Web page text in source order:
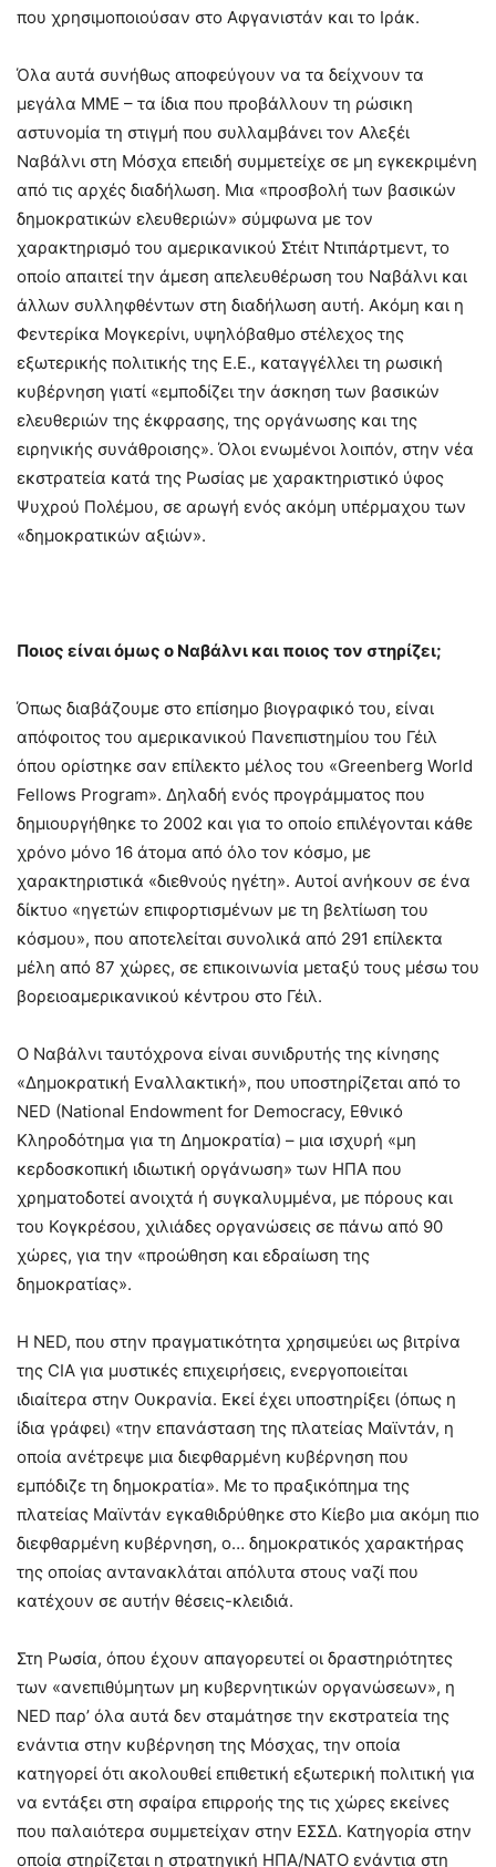
που χρησιμοποιούσαν στο Αφγανιστάν και το Ιράκ.
Όλα αυτά συνήθως αποφεύγουν να τα δείχνουν τα
μεγάλα ΜΜΕ – τα ίδια που προβάλλουν τη ρώσικη
αστυνομία τη στιγμή που συλλαμβάνει τον Αλεξέι
Ναβάλνι στη Μόσχα επειδή συμμετείχε σε μη εγκεκριμένη
από τις αρχές διαδήλωση. Μια «προσβολή των βασικών
δημοκρατικών ελευθεριών» σύμφωνα με τον
χαρακτηρισμό του αμερικανικού Στέιτ Ντιπάρτμεντ, το
οποίο απαιτεί την άμεση απελευθέρωση του Ναβάλνι και
άλλων συλληφθέντων στη διαδήλωση αυτή. Ακόμη και η
Φεντερίκα Μογκερίνι, υψηλόβαθμο στέλεχος της
εξωτερικής πολιτικής της Ε.Ε., καταγγέλλει τη ρωσική
κυβέρνηση γιατί «εμποδίζει την άσκηση των βασικών
ελευθεριών της έκφρασης, της οργάνωσης και της
ειρηνικής συνάθροισης». Όλοι ενωμένοι λοιπόν, στην νέα
εκστρατεία κατά της Ρωσίας με χαρακτηριστικό ύφος
Ψυχρού Πολέμου, σε αρωγή ενός ακόμη υπέρμαχου των
«δημοκρατικών αξιών».
Ποιος είναι όμως ο Ναβάλνι και ποιος τον στηρίζει;
Όπως διαβάζουμε στο επίσημο βιογραφικό του, είναι
απόφοιτος του αμερικανικού Πανεπιστημίου του Γέιλ
όπου ορίστηκε σαν επίλεκτο μέλος του «Greenberg World
Fellows Program». Δηλαδή ενός προγράμματος που
δημιουργήθηκε το 2002 και για το οποίο επιλέγονται κάθε
χρόνο μόνο 16 άτομα από όλο τον κόσμο, με
χαρακτηριστικά «διεθνούς ηγέτη». Αυτοί ανήκουν σε ένα
δίκτυο «ηγετών επιφορτισμένων με τη βελτίωση του
κόσμου», που αποτελείται συνολικά από 291 επίλεκτα
μέλη από 87 χώρες, σε επικοινωνία μεταξύ τους μέσω του
βορειοαμερικανικού κέντρου στο Γέιλ.
Ο Ναβάλνι ταυτόχρονα είναι συνιδρυτής της κίνησης
«Δημοκρατική Εναλλακτική», που υποστηρίζεται από το
NED (National Endowment for Democracy, Εθνικό
Κληροδότημα για τη Δημοκρατία) – μια ισχυρή «μη
κερδοσκοπική ιδιωτική οργάνωση» των ΗΠΑ που
χρηματοδοτεί ανοιχτά ή συγκαλυμμένα, με πόρους και
του Κογκρέσου, χιλιάδες οργανώσεις σε πάνω από 90
χώρες, για την «προώθηση και εδραίωση της
δημοκρατίας».
Η NED, που στην πραγματικότητα χρησιμεύει ως βιτρίνα
της CIA για μυστικές επιχειρήσεις, ενεργοποιείται
ιδιαίτερα στην Ουκρανία. Εκεί έχει υποστηρίξει (όπως η
ίδια γράφει) «την επανάσταση της πλατείας Μαϊντάν, η
οποία ανέτρεψε μια διεφθαρμένη κυβέρνηση που
εμπόδιζε τη δημοκρατία». Με το πραξικόπημα της
πλατείας Μαϊντάν εγκαθιδρύθηκε στο Κίεβο μια ακόμη πιο
διεφθαρμένη κυβέρνηση, ο… δημοκρατικός χαρακτήρας
της οποίας αντανακλάται απόλυτα στους ναζί που
κατέχουν σε αυτήν θέσεις-κλειδιά.
Στη Ρωσία, όπου έχουν απαγορευτεί οι δραστηριότητες
των «ανεπιθύμητων μη κυβερνητικών οργανώσεων», η
NED παρ’ όλα αυτά δεν σταμάτησε την εκστρατεία της
ενάντια στην κυβέρνηση της Μόσχας, την οποία
κατηγορεί ότι ακολουθεί επιθετική εξωτερική πολιτική για
να εντάξει στη σφαίρα επιρροής της τις χώρες εκείνες
που παλαιότερα συμμετείχαν στην ΕΣΣΔ. Κατηγορία στην
οποία στηρίζεται η στρατηγική ΗΠΑ/ΝΑΤΟ ενάντια στη